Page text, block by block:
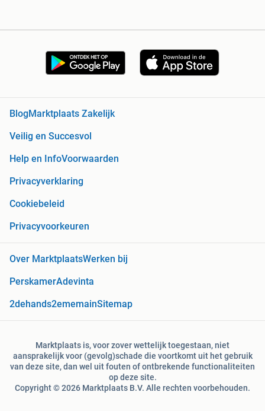
BlogMarktplaats Zakelijk
Veilig en Succesvol
Help en InfoVoorwaarden
Privacyverklaring
Cookiebeleid
Privacyvoorkeuren
Over MarktplaatsWerken bij
PerskamerAdevinta
2dehands2ememainSitemap
Marktplaats is, voor zover wettelijk toegestaan, niet
aansprakelijk voor (gevolg)schade die voortkomt uit het gebruik
van deze site, dan wel uit fouten of ontbrekende functionaliteiten
op deze site.
Copyright © 2026 Marktplaats B.V. Alle rechten voorbehouden.